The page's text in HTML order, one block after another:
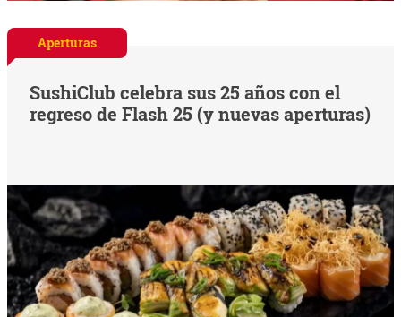
Aperturas
SushiClub celebra sus 25 años con el
regreso de Flash 25 (y nuevas aperturas)